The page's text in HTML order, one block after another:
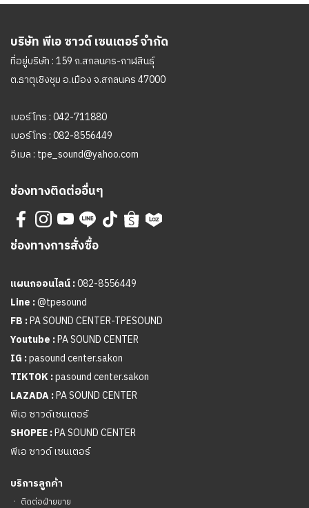
บริษัท พีเอ ซาวด์ เซนเตอร์ จำกัด
ที่อยู่บริษัท : 159 ถ.สกลนคร-กาฬสินธุ์
ต.ธาตุเชิงชุม อ.เมือง จ.สกลนคร 47000
เบอร์โทร :042-711880
เบอร์โทร :082-8556449
อีเมล : tpe_sound@yahoo.com
ช่องทางติดต่ออื่นๆ
ช่องทางการสั่งซื้อ
แผนกออนไลน์ :082-8556449
Line :@tpesound
FB :PA SOUND CENTER-TPESOUND
Youtube :PA SOUND CENTER
IG :pasound center.sakon
TIKTOK :pasound center.sakon
LAZADA :PA SOUND CENTER
พีเอ ซาวด์เซนเตอร์
SHOPEE :PA SOUND CENTER
พีเอ ซาวด์ เซนเตอร์
บริการลูกค้า
ㆍ ติดต่อฝ่ายขาย